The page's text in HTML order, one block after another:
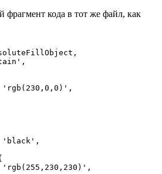
фрагмент кода в тот же файл, как
'rgb(230,0,0)',
'black',
'rgb(255,230,230)',